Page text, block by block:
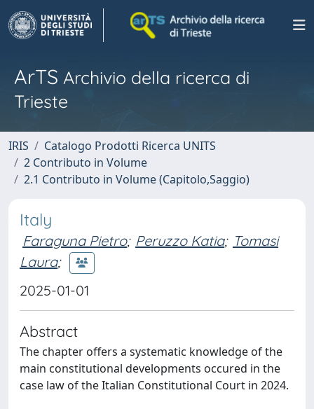
ArTS Archivio della ricerca di
Trieste
IRIS
Catalogo Prodotti Ricerca UNITS
2 Contributo in Volume
2.1 Contributo in Volume (Capitolo,Saggio)
Italy
Faraguna Pietro; Peruzzo Katia; Tomasi
Laura;
2025-01-01
Abstract
The chapter offers a systematic knowledge of the
main constitutional developments occured in the
case law of the Italian Constitutional Court in 2024.